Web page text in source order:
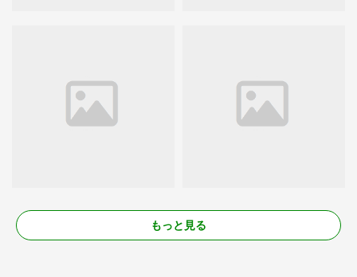
もっと見る